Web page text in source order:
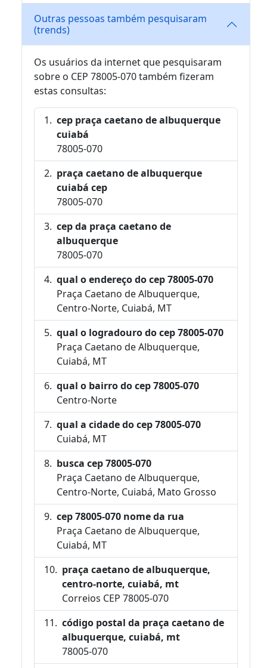
Outras pessoas também pesquisaram
(trends)
Os usuários da internet que pesquisaram
sobre o CEP 78005-070 também fizeram
estas consultas:
cep praça caetano de albuquerque
cuiabá
78005-070
praça caetano de albuquerque
cuiabá cep
78005-070
cep da praça caetano de
albuquerque
78005-070
qual o endereço do cep 78005-070
Praça Caetano de Albuquerque,
Centro-Norte, Cuiabá, MT
qual o logradouro do cep 78005-070
Praça Caetano de Albuquerque,
Cuiabá, MT
qual o bairro do cep 78005-070
Centro-Norte
qual a cidade do cep 78005-070
Cuiabá, MT
busca cep 78005-070
Praça Caetano de Albuquerque,
Centro-Norte, Cuiabá, Mato Grosso
cep 78005-070 nome da rua
Praça Caetano de Albuquerque,
Cuiabá, MT
praça caetano de albuquerque,
centro-norte, cuiabá, mt
Correios CEP 78005-070
código postal da praça caetano de
albuquerque, cuiabá, mt
78005-070